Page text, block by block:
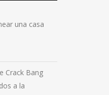
una casa
Crack Bang
a la